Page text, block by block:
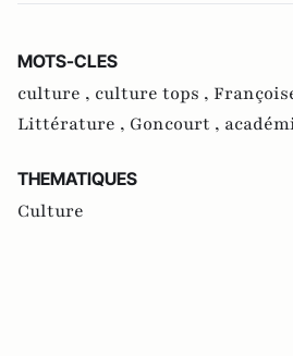
MOTS-CLES
culture , culture tops ,
Littérature , Goncourt ,
THEMATIQUES
Culture